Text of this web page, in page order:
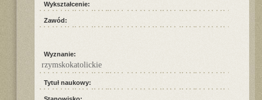
Wykształcenie:
Zawód:
Wyznanie:
rzymskokatolickie
Tytuł naukowy: